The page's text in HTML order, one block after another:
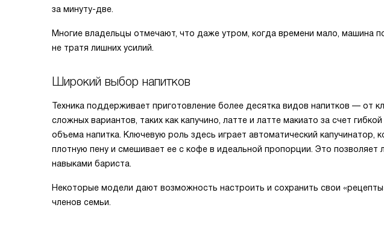
за минуту-две.
Многие владельцы отмечают, что даже утром, когда времени мало, машина
не тратя лишних усилий.
Широкий выбор напитков
Техника поддерживает приготовление более десятка видов напитков — от
сложных вариантов, таких как капучино, латте и латте макиато за счет
объема напитка. Ключевую роль здесь играет автоматический капучинатор,
плотную пену и смешивает ее с кофе в идеальной пропорции. Это позволяет
навыками бариста.
Некоторые модели дают возможность настроить и сохранить свои
членов семьи.